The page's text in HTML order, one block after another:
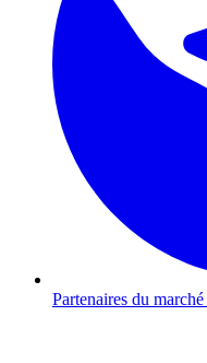
Partenaires du marché